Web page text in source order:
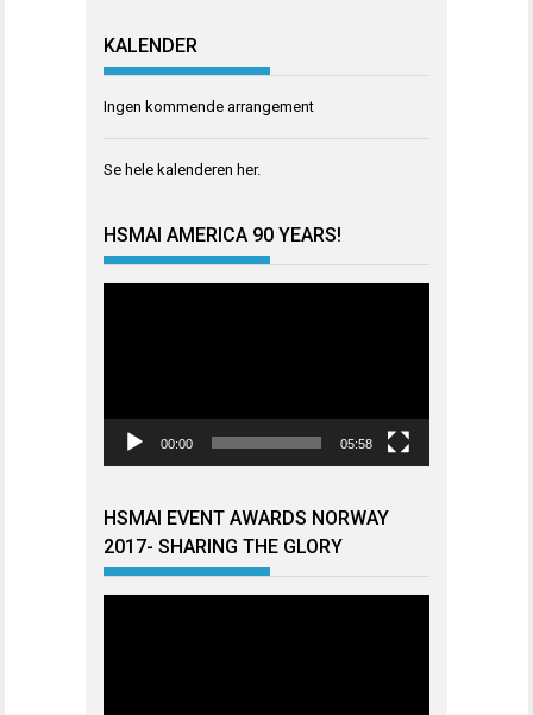
KALENDER
Ingen kommende arrangement
Se hele kalenderen her.
HSMAI AMERICA 90 YEARS!
00:00 05:58
HSMAI EVENT AWARDS NORWAY
2017- SHARING THE GLORY